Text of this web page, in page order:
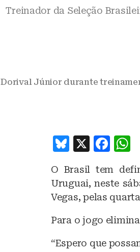
Treinador da Seleção
Dorival Júnior durante
B
e
s
y
X
F
c
e
b
o
o
s
O Brasil tem
Uruguai, neste
Vegas, pelas
Para o jogo
“Espero que